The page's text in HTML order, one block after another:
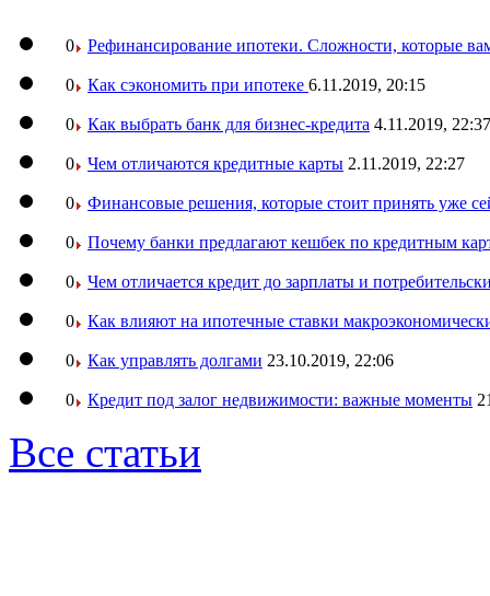
0 Рефинансирование ипотеки. Сложности, которые
0 Как сэкономить при ипотеке 6.11.2019, 20:15
0 Как выбрать банк для бизнес-кредита 4.11.2019, 22:37
0 Чем отличаются кредитные карты 2.11.2019, 22:27
0 Финансовые решения, которые стоит принять уже
0 Почему банки предлагают кешбек по кредитным
0 Чем отличается кредит до зарплаты и
0 Как влияют на ипотечные ставки
0 Как управлять долгами 23.10.2019, 22:06
0 Кредит под залог недвижимости: важные моменты
Все статьи